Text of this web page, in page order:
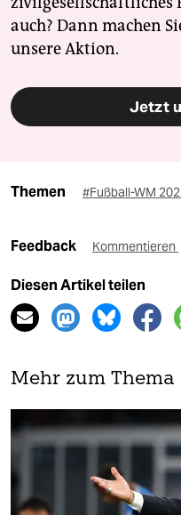
auch? Dann machen
unsere Aktion.
Jetzt
Themen #Fußball-WM
Feedback Kommentieren
Diesen Artikel teilen
Mehr zum Thema